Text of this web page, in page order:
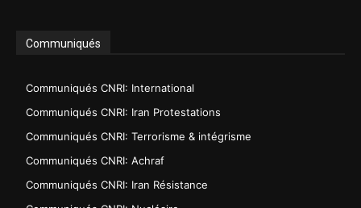
Communiqués
Communiqués CNRI: International
Communiqués CNRI: Iran Protestations
Communiqués CNRI: Terrorisme & intégrisme
Communiqués CNRI: Achraf
Communiqués CNRI: Iran Résistance